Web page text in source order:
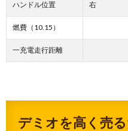
ハンドル位置 右
燃費（10.15）
一充電走行距離
デミオを高く売